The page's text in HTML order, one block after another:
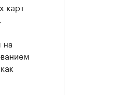
карт
на